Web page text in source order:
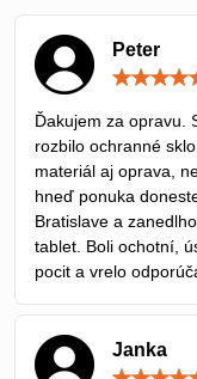
Peter
Ďakujem za opravu.
rozbilo ochranné
materiál aj oprava,
hneď ponuka
Bratislave a
tablet. Boli ochotní,
pocit a vrelo
Janka